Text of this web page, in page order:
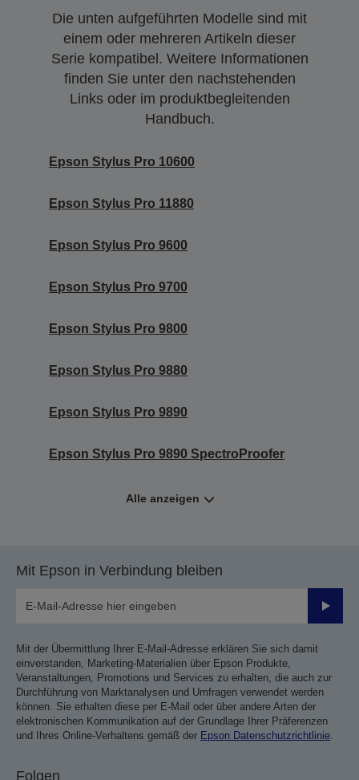
Die unten aufgeführten Modelle sind mit
einem oder mehreren Artikeln dieser
Serie kompatibel. Weitere Informationen
finden Sie unter den nachstehenden
Links oder im produktbegleitenden
Handbuch.
Epson Stylus Pro 10600
Epson Stylus Pro 11880
Epson Stylus Pro 9600
Epson Stylus Pro 9700
Epson Stylus Pro 9800
Epson Stylus Pro 9880
Epson Stylus Pro 9890
Epson Stylus Pro 9890 SpectroProofer
Alle anzeigen
Mit Epson in Verbindung bleiben
Mit der Übermittlung Ihrer E-Mail-Adresse erklären Sie sich damit
einverstanden, Marketing-Materialien über Epson Produkte,
Veranstaltungen, Promotions und Services zu erhalten, die auch zur
Durchführung von Marktanalysen und Umfragen verwendet werden
können. Sie erhalten diese per E-Mail oder über andere Arten der
elektronischen Kommunikation auf der Grundlage Ihrer Präferenzen
und Ihres Online-Verhaltens gemäß der Epson Datenschutzrichtlinie
Folgen